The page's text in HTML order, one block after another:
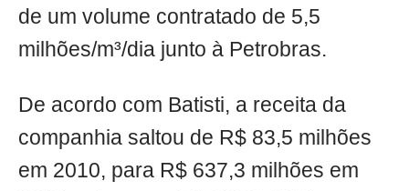
de um volume contratado de 5,5
milhões/m³/dia junto à Petrobras.
De acordo com Batisti, a receita da
companhia saltou de R$ 83,5 milhões
em 2010, para R$ 637,3 milhões em